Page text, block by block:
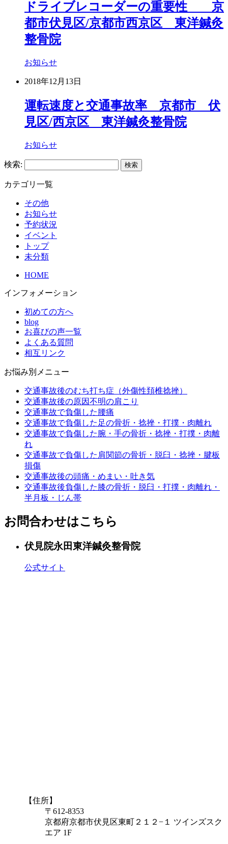
ドライブレコーダーの重要性 京
都市伏見区/京都市西京区 東洋鍼灸
整骨院
お知らせ
2018年12月13日
運転速度と交通事故率 京都市 伏
見区/西京区 東洋鍼灸整骨院
お知らせ
検索:
カテゴリ一覧
その他
お知らせ
予約状況
イベント
トップ
未分類
HOME
インフォメーション
初めての方へ
blog
お喜びの声一覧
よくある質問
相互リンク
お悩み別メニュー
交通事故後のむち打ち症（外傷性頚椎捻挫）
交通事故後の原因不明の肩こり
交通事故で負傷した腰痛
交通事故で負傷した足の骨折・捻挫・打撲・肉離れ
交通事故で負傷した腕・手の骨折・捻挫・打撲・肉離
れ
交通事故で負傷した肩関節の骨折・脱臼・捻挫・腱板
損傷
交通事故後の頭痛・めまい・吐き気
交通事故後負傷した膝の骨折・脱臼・打撲・肉離れ・
半月板・じん帯
お問合わせはこちら
伏見院永田東洋鍼灸整骨院
公式サイト
【住所】
〒612-8353
京都府京都市伏見区東町２１２−１ ツインズスク
エア 1F